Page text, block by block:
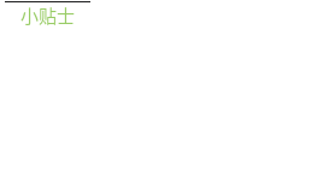
小贴士